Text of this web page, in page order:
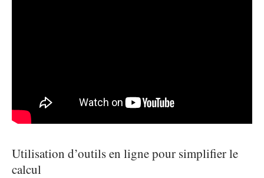
Utilisation d’outils en ligne pour simplifier le
calcul